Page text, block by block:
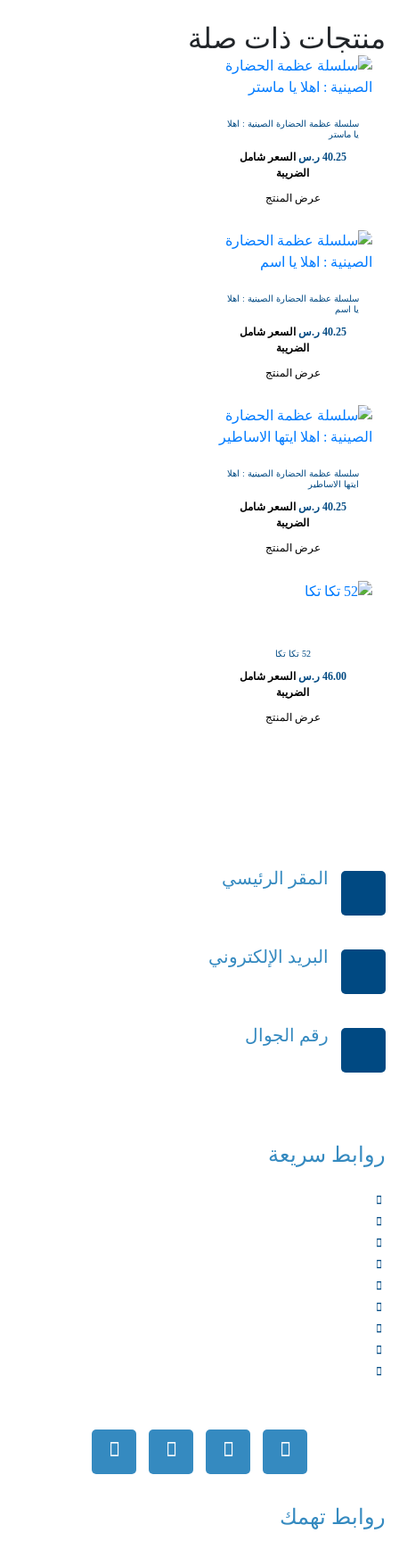
منتجات ذات صلة
سلسلة عظمة الحضارة الصينية : اهلا
يا ماستر
40.25 ر.س السعر شامل
الضريبة
عرض المنتج
سلسلة عظمة الحضارة الصينية : اهلا
يا اسم
40.25 ر.س السعر شامل
الضريبة
عرض المنتج
سلسلة عظمة الحضارة الصينية : اهلا
ايتها الاساطير
40.25 ر.س السعر شامل
الضريبة
عرض المنتج
52 تكا تكا
46.00 ر.س السعر شامل
الضريبة
عرض المنتج
المقر الرئيسي
البريد الإلكتروني
رقم الجوال
روابط سريعة
روابط تهمك